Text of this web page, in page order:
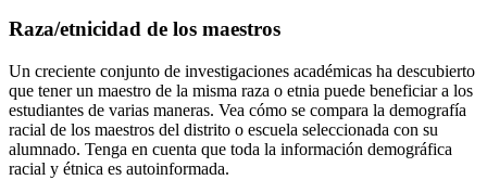
Raza/etnicidad de los maestros
Un creciente conjunto de investigaciones académicas ha descubierto
que tener un maestro de la misma raza o etnia puede beneficiar a los
estudiantes de varias maneras. Vea cómo se compara la demografía
racial de los maestros del distrito o escuela seleccionada con su
alumnado. Tenga en cuenta que toda la información demográfica
racial y étnica es autoinformada.